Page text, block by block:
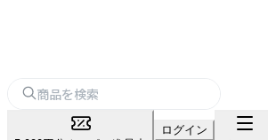
ログイン